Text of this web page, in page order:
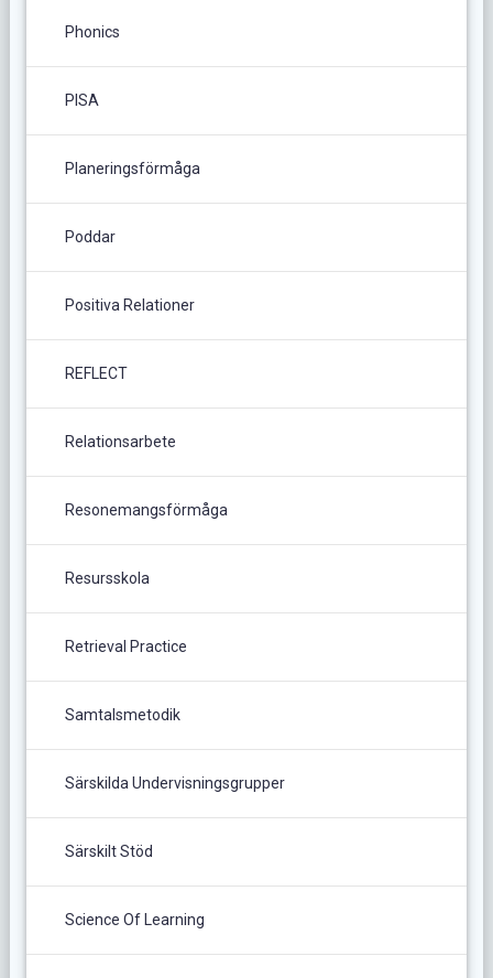
Phonics
PISA
Planeringsförmåga
Poddar
Positiva Relationer
REFLECT
Relationsarbete
Resonemangsförmåga
Resursskola
Retrieval Practice
Samtalsmetodik
Särskilda Undervisningsgrupper
Särskilt Stöd
Science Of Learning